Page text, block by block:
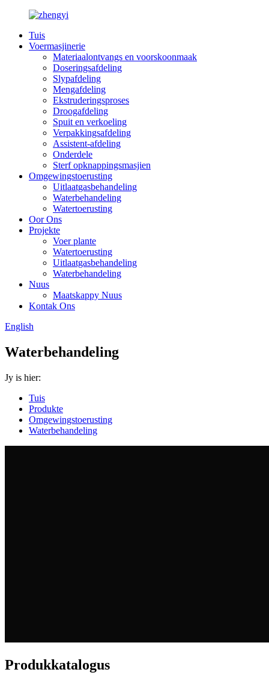
Tuis
Voermasjinerie
Materiaalontvangs en voorskoonmaak
Doseringsafdeling
Slypafdeling
Mengafdeling
Ekstruderingsproses
Droogafdeling
Spuit en verkoeling
Verpakkingsafdeling
Assistent-afdeling
Onderdele
Sterf opknappingsmasjien
Omgewingstoerusting
Uitlaatgasbehandeling
Waterbehandeling
Watertoerusting
Oor Ons
Projekte
Voer plante
Watertoerusting
Uitlaatgasbehandeling
Waterbehandeling
Nuus
Maatskappy Nuus
Kontak Ons
English
Waterbehandeling
Jy is hier:
Tuis
Produkte
Omgewingstoerusting
Waterbehandeling
Produkkatalogus